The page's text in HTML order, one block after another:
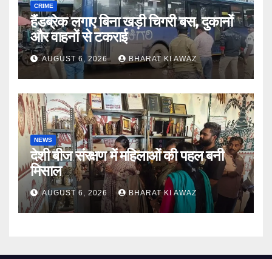
CRIME
हैंडब्रेक लगाए बिना खड़ी चिगरी बस, दुकानों
और वाहनों से टकराई
AUGUST 6, 2026 BHARAT KI AWAZ
NEWS
देशी बीज संरक्षण में महिलाओं की पहल बनी
मिसाल
AUGUST 6, 2026 BHARAT KI AWAZ